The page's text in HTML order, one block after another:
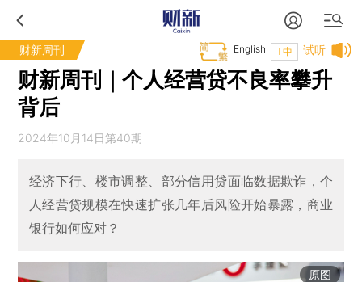
财新周刊 试听
T中
English
财新周刊｜个人经营贷不良率攀升
背后
2024年10月14日第40期
经济下行、楼市调整、部分信用贷面临数据欺诈，个
人经营贷规模在快速扩张几年后风险开始暴露，商业
银行如何应对？
原图